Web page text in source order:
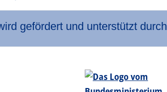
gefördert und unterstützt durch